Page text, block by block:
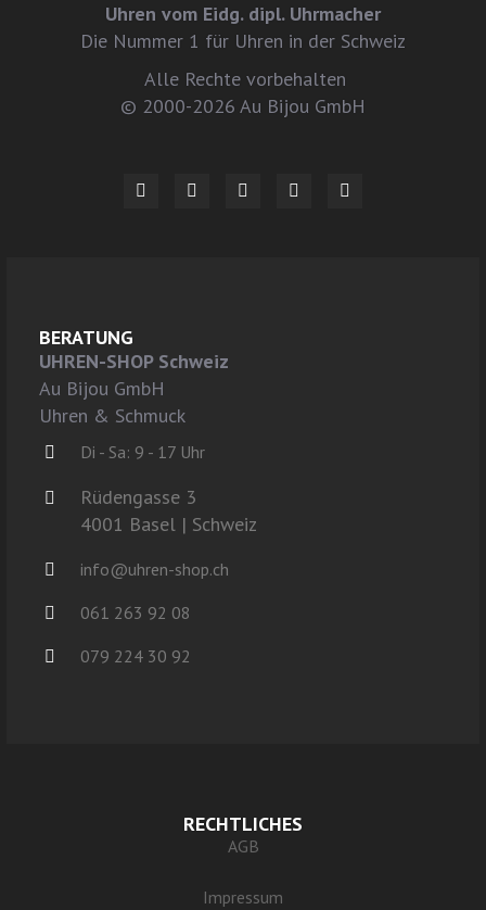
Uhren vom Eidg. dipl. Uhrmacher
Die Nummer 1 für Uhren in der Schweiz
Alle Rechte vorbehalten
© 2000-2026 Au Bijou GmbH
BERATUNG
UHREN-SHOP Schweiz
Au Bijou GmbH
Uhren & Schmuck
Di - Sa: 9 - 17 Uhr
Rüdengasse 3
4001 Basel | Schweiz
info@uhren-shop.ch
061 263 92 08
079 224 30 92
RECHTLICHES
AGB
Impressum